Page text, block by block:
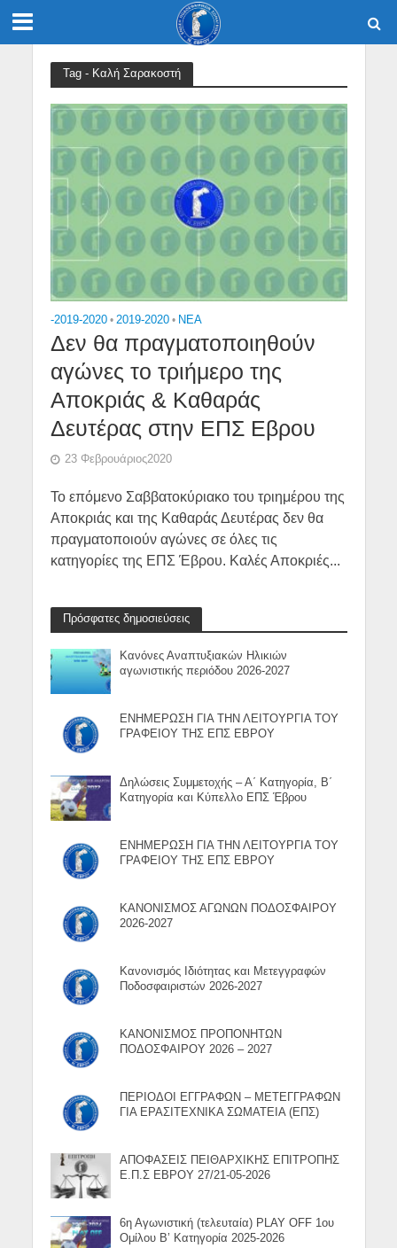
Tag - Καλή Σαρακοστή
-2019-2020 • 2019-2020 • NEA
Δεν θα πραγματοποιηθούν
αγώνες το τριήμερο της
Αποκριάς & Καθαράς
Δευτέρας στην ΕΠΣ Εβρου
23 Φεβρουάριος2020
Το επόμενο Σαββατοκύριακο του τριημέρου της
Αποκριάς και της Καθαράς Δευτέρας δεν θα
πραγματοποιούν αγώνες σε όλες τις
κατηγορίες της ΕΠΣ Έβρου. Καλές Αποκριές...
Πρόσφατες δημοσιεύσεις
Κανόνες Αναπτυξιακών Ηλικιών
αγωνιστικής περιόδου 2026-2027
ΕΝΗΜΕΡΩΣΗ ΓΙΑ ΤΗΝ ΛΕΙΤΟΥΡΓΙΑ ΤΟΥ
ΓΡΑΦΕΙΟΥ ΤΗΣ ΕΠΣ ΕΒΡΟΥ
Δηλώσεις Συμμετοχής – Α΄ Κατηγορία, Β΄
Κατηγορία και Κύπελλο ΕΠΣ Έβρου
ΕΝΗΜΕΡΩΣΗ ΓΙΑ ΤΗΝ ΛΕΙΤΟΥΡΓΙΑ ΤΟΥ
ΓΡΑΦΕΙΟΥ ΤΗΣ ΕΠΣ ΕΒΡΟΥ
ΚΑΝΟΝΙΣΜΟΣ ΑΓΩΝΩΝ ΠΟΔΟΣΦΑΙΡΟΥ
2026-2027
Κανονισμός Ιδιότητας και Μετεγγραφών
Ποδοσφαιριστών 2026-2027
ΚΑΝΟΝΙΣΜΟΣ ΠΡΟΠΟΝΗΤΩΝ
ΠΟΔΟΣΦΑΙΡΟΥ 2026 – 2027
ΠΕΡΙΟΔΟΙ ΕΓΓΡΑΦΩΝ – ΜΕΤΕΓΓΡΑΦΩΝ
ΓΙΑ ΕΡΑΣΙΤΕΧΝΙΚΑ ΣΩΜΑΤΕΙΑ (ΕΠΣ)
ΑΠΟΦΑΣΕΙΣ ΠΕΙΘΑΡΧΙΚΗΣ ΕΠΙΤΡΟΠΗΣ
Ε.Π.Σ ΕΒΡΟΥ 27/21-05-2026
6η Αγωνιστική (τελευταία) PLAY OFF 1ου
Ομίλου Β’ Κατηγορία 2025-2026